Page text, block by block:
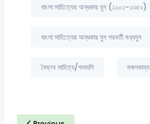
বাংলা সাহিত্যের অন্ধকার যুগ (১২০১-১৩৫০)
বাংলা সাহিত্যের অন্ধকার যুগ পরবর্তী মধ্যযুগ
বৈষ্ণব সাহিত্য/পদাবলি মঙ্গলকাব্য